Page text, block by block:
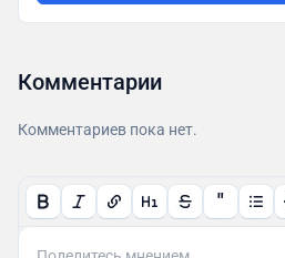
Комментарии
Комментариев пока нет.
"